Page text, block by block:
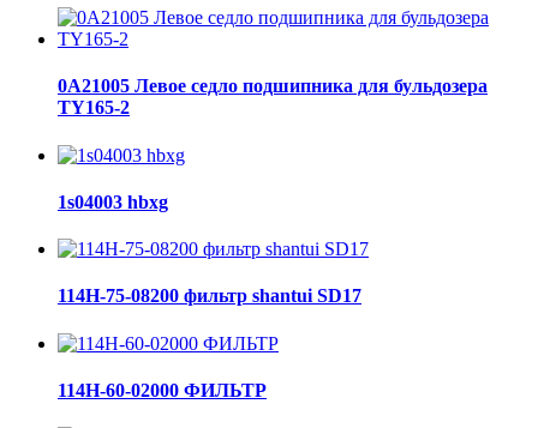
0A21005 Левое седло подшипника для бульдозера
TY165-2
1s04003 hbxg
114H-75-08200 фильтр shantui SD17
114H-60-02000 ФИЛЬТР